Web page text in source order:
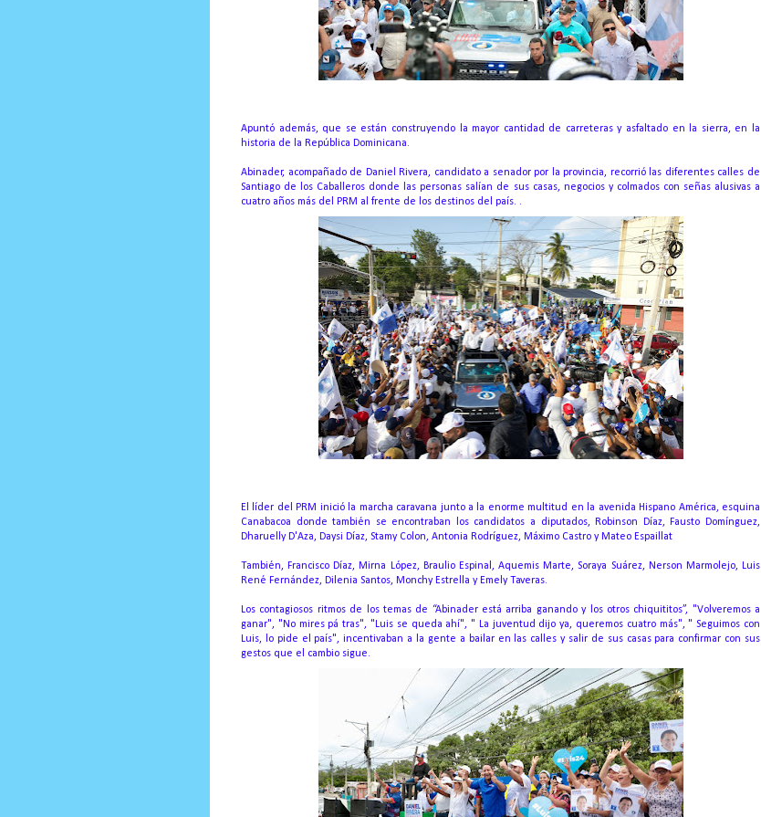
Apuntó además, que se están construyendo la mayor cantidad de carreteras y asfaltado en la sierra, en la
historia de la República Dominicana.
Abinader, acompañado de Daniel Rivera, candidato a senador por la provincia, recorrió las diferentes calles de
Santiago de los Caballeros donde las personas salían de sus casas, negocios y colmados con señas alusivas a
cuatro años más del PRM al frente de los destinos del país. .
El líder del PRM inició la marcha caravana junto a la enorme multitud en la avenida Hispano América, esquina
Canabacoa donde también se encontraban los candidatos a diputados, Robinson Díaz, Fausto Domínguez,
Dharuelly D'Aza, Daysi Díaz, Stamy Colon, Antonia Rodríguez, Máximo Castro y Mateo Espaillat
También, Francisco Díaz, Mirna López, Braulio Espinal, Aquemis Marte, Soraya Suárez, Nerson Marmolejo, Luis
René Fernández, Dilenia Santos, Monchy Estrella y Emely Taveras.
Los contagiosos ritmos de los temas de “Abinader está arriba ganando y los otros chiquititos”, "Volveremos a
ganar", "No mires pá tras", "Luis se queda ahí", " La juventud dijo ya, queremos cuatro más", " Seguimos con
Luis, lo pide el país", incentivaban a la gente a bailar en las calles y salir de sus casas para confirmar con sus
gestos que el cambio sigue.